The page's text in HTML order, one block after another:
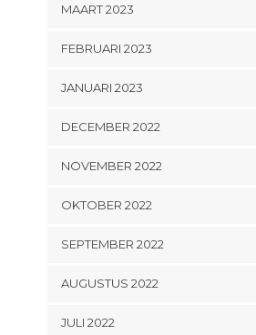
MAART 2023
FEBRUARI 2023
JANUARI 2023
DECEMBER 2022
NOVEMBER 2022
OKTOBER 2022
SEPTEMBER 2022
AUGUSTUS 2022
JULI 2022